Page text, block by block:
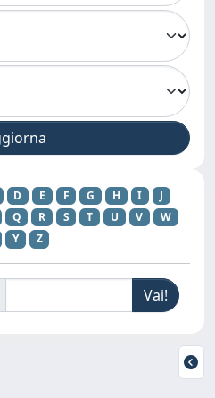
D E F G H I
J
Q R S T U V
W
Y Z